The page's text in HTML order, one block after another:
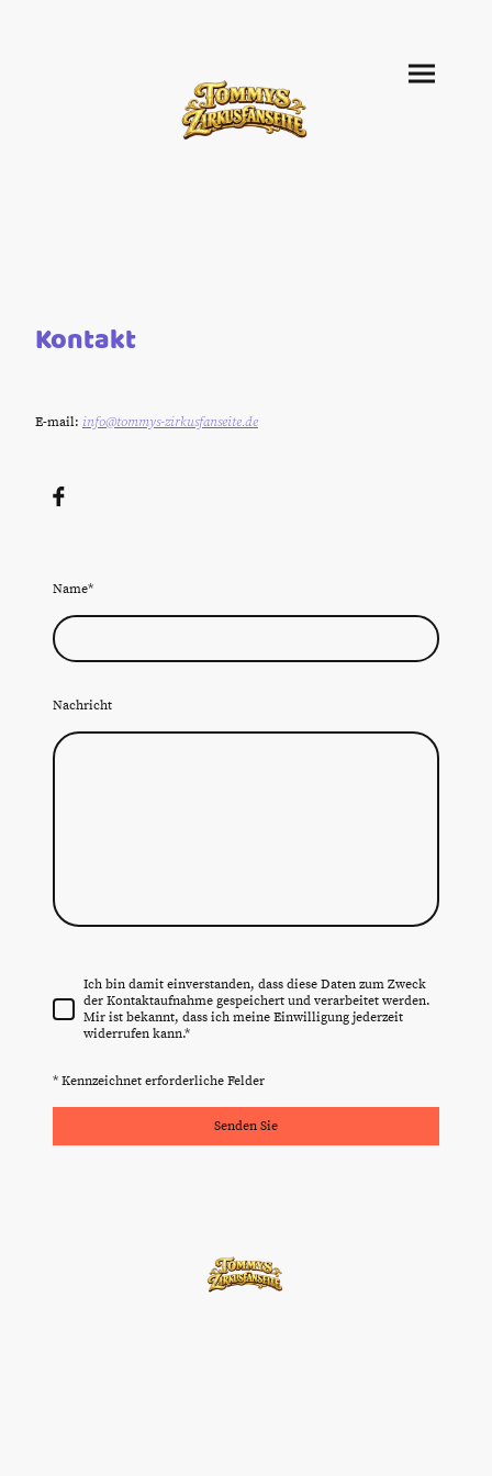
Kontakt
E-mail: info@tommys-zirkusfanseite.de
Name*
Nachricht
Ich bin damit einverstanden, dass diese Daten zum Zweck
der Kontaktaufnahme gespeichert und verarbeitet werden.
Mir ist bekannt, dass ich meine Einwilligung jederzeit
widerrufen kann.*
* Kennzeichnet erforderliche Felder
Senden Sie